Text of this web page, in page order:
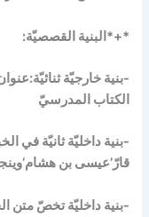
*+*البنية القصصيّة:
الكتاب المدرسيّ
-بنية داخليّة ثانيّة في
قارّ’عيسى بن
-بنية داخليّة تخصّ متن